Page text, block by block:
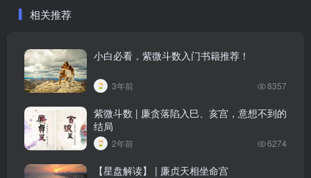
相关推荐
小白必看，紫微斗数入门书籍推荐！
3年前 8357
紫微斗数 | 廉贪落陷入巳、亥宫，意想不到的
结局
2年前 6274
【星盘解读】 | 廉贞天相坐命宫